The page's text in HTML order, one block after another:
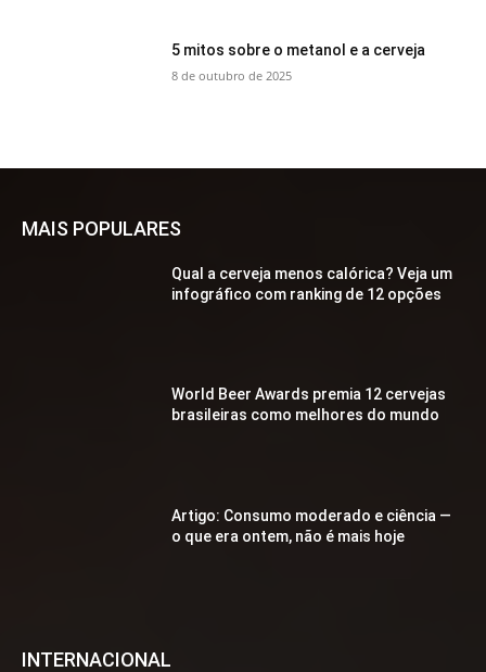
5 mitos sobre o metanol e a cerveja
8 de outubro de 2025
MAIS POPULARES
Qual a cerveja menos calórica? Veja um
infográfico com ranking de 12 opções
World Beer Awards premia 12 cervejas
brasileiras como melhores do mundo
Artigo: Consumo moderado e ciência —
o que era ontem, não é mais hoje
INTERNACIONAL